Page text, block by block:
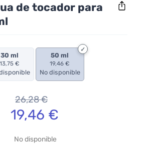
de tocador para
30 ml
13,75 €
50 ml
19,46 €
No disponible
26,28€
19,46 €
No disponible